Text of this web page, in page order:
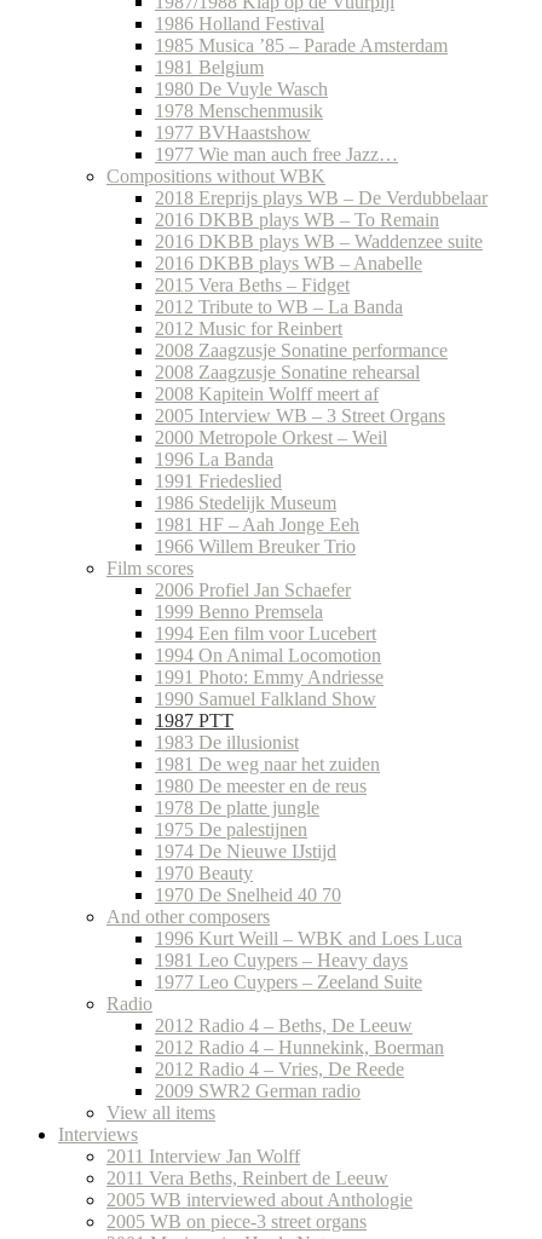
1986 Holland Festival
1985 Musica ’85 – Parade Amsterdam
1981 Belgium
1980 De Vuyle Wasch
1978 Menschenmusik
1977 BVHaastshow
1977 Wie man auch free Jazz…
Compositions without WBK
2018 Ereprijs plays WB – De Verdubbelaar
2016 DKBB plays WB – To Remain
2016 DKBB plays WB – Waddenzee suite
2016 DKBB plays WB – Anabelle
2015 Vera Beths – Fidget
2012 Tribute to WB – La Banda
2012 Music for Reinbert
2008 Zaagzusje Sonatine performance
2008 Zaagzusje Sonatine rehearsal
2008 Kapitein Wolff meert af
2005 Interview WB – 3 Street Organs
2000 Metropole Orkest – Weil
1996 La Banda
1991 Friedeslied
1986 Stedelijk Museum
1981 HF – Aah Jonge Eeh
1966 Willem Breuker Trio
Film scores
2006 Profiel Jan Schaefer
1999 Benno Premsela
1994 Een film voor Lucebert
1994 On Animal Locomotion
1991 Photo: Emmy Andriesse
1990 Samuel Falkland Show
1987 PTT
1983 De illusionist
1981 De weg naar het zuiden
1980 De meester en de reus
1978 De platte jungle
1975 De palestijnen
1974 De Nieuwe IJstijd
1970 Beauty
1970 De Snelheid 40 70
And other composers
1996 Kurt Weill – WBK and Loes Luca
1981 Leo Cuypers – Heavy days
1977 Leo Cuypers – Zeeland Suite
Radio
2012 Radio 4 – Beths, De Leeuw
2012 Radio 4 – Hunnekink, Boerman
2012 Radio 4 – Vries, De Reede
2009 SWR2 German radio
View all items
Interviews
2011 Interview Jan Wolff
2011 Vera Beths, Reinbert de Leeuw
2005 WB interviewed about Anthologie
2005 WB on piece-3 street organs